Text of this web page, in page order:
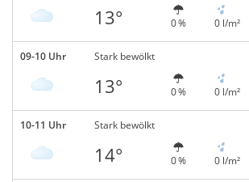
13° 0 % 0 l/m²
09-10 Uhr Stark bewölkt
13° 0 % 0 l/m²
10-11 Uhr Stark bewölkt
14° 0 % 0 l/m²